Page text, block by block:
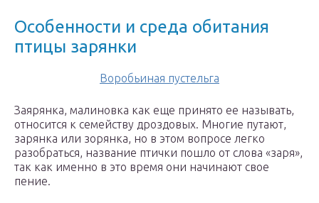
Особенности и среда обитания
птицы зарянки
Воробьиная пустельга
Заярянка, малиновка как еще принято ее называть,
относится к семейству дроздовых. Многие путают,
зарянка или зорянка, но в этом вопросе легко
разобраться, название птички пошло от слова «заря»,
так как именно в это время они начинают свое
пение.